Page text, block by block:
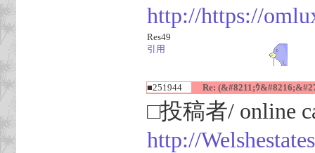
http://https://
Res49
引用
■251944 Re: (&#8211;ｳ
□投稿者/ online
http://